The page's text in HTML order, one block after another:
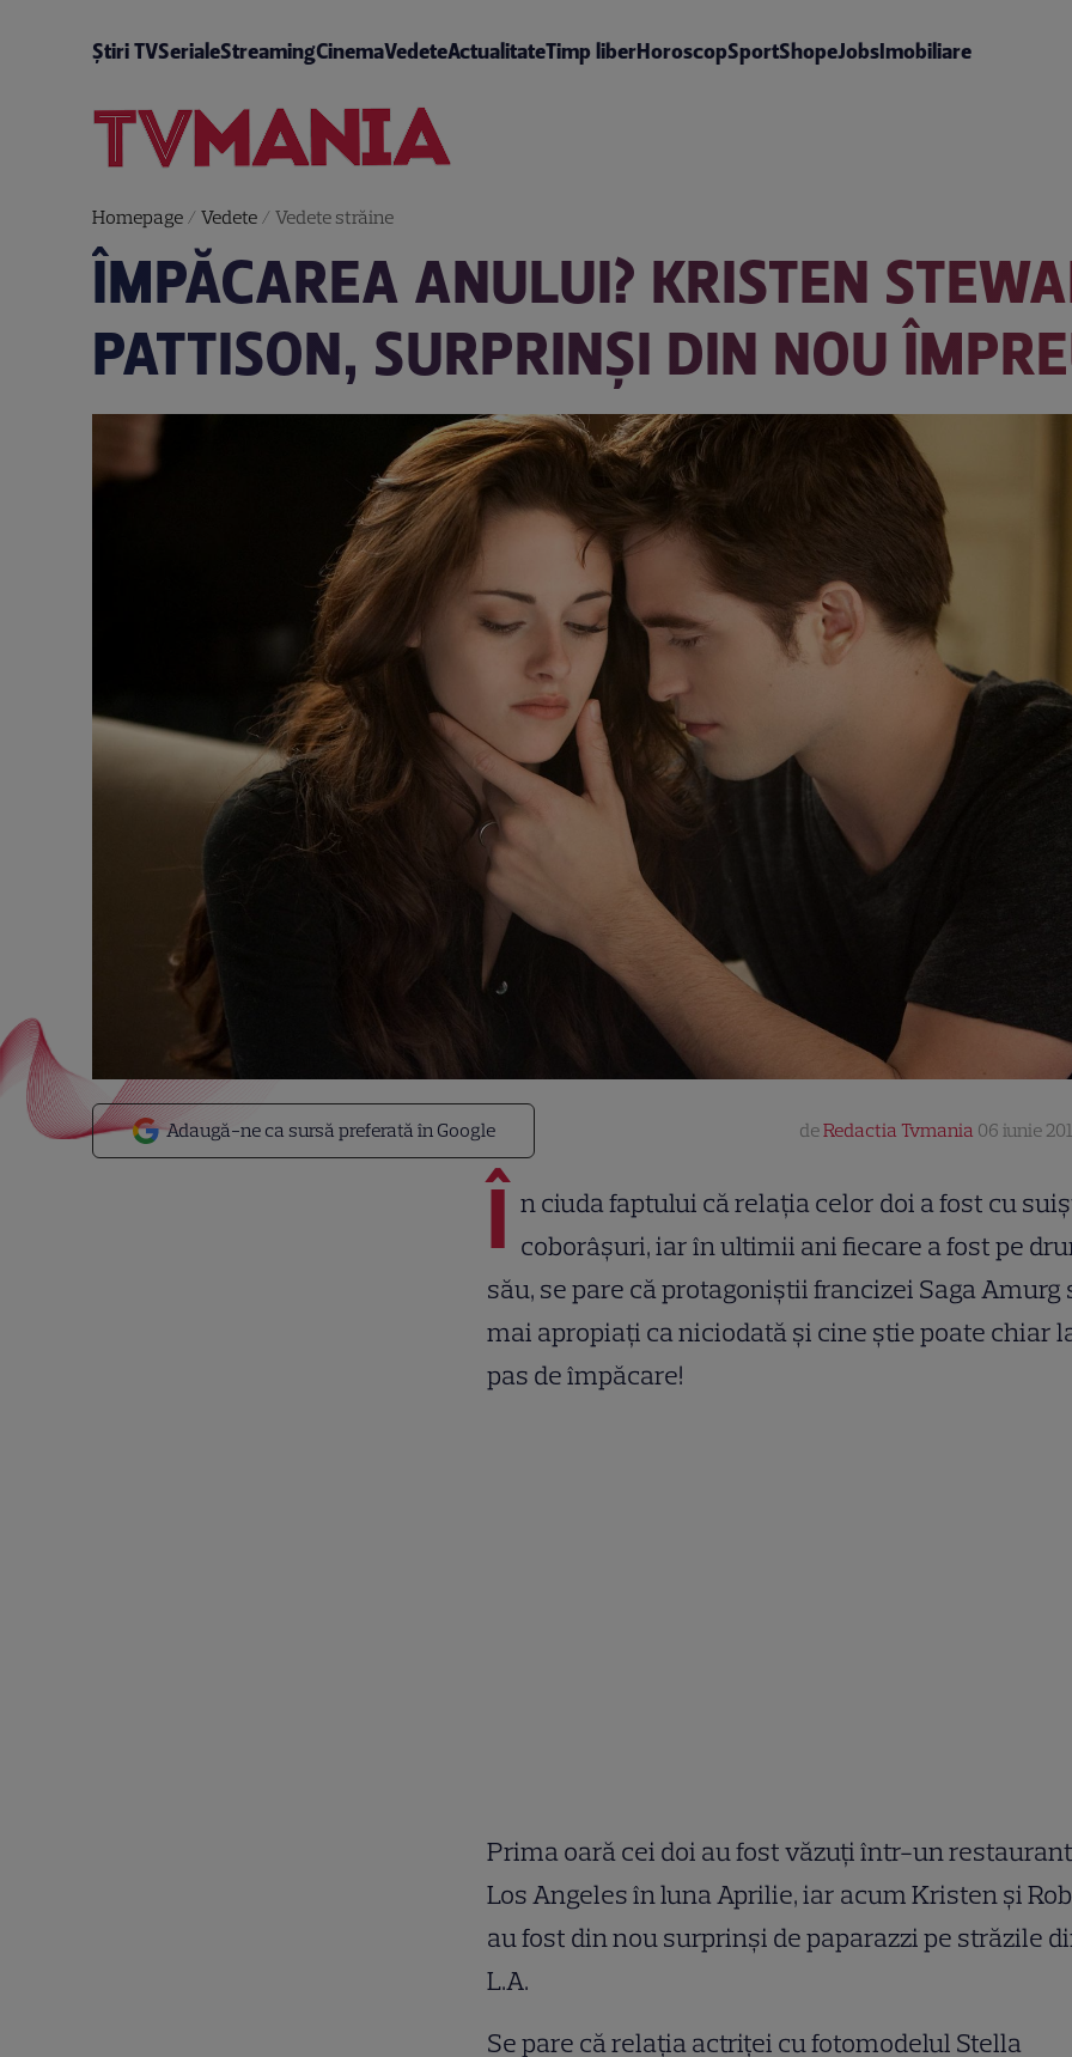
Știri TVSerialeStreamingCinemaVedeteActualitateTimp liberHoroscopSportShopeJobsImobiliare
Homepage/ Vedete/ Vedete străine
ÎMPĂCAREA ANULUI? KRISTEN
PATTISON, SURPRINȘI DIN NOU
Adaugă-ne ca sursă preferată în Google deRedactia Tvmania 06 iunie
Î n ciuda faptului că relația celor doi a fost cu
coborâșuri, iar în ultimii ani fiecare a fost pe
său, se pare că protagoniștii francizei Saga Amurg
mai apropiați ca niciodată și cine știe poate chiar
pas de împăcare!
Prima oară cei doi au fost văzuți într-un
Los Angeles în luna Aprilie, iar acum Kristen și
au fost din nou surprinși de paparazzi pe străzile
L.A.
Se pare că relația actriței cu fotomodelul Stella